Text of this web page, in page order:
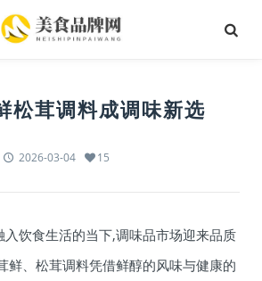
松茸调料成调味新选
2026-03-04 15
饮食生活的当下,调味品市场迎来品质
鲜、松茸调料凭借鲜醇的风味与健康的